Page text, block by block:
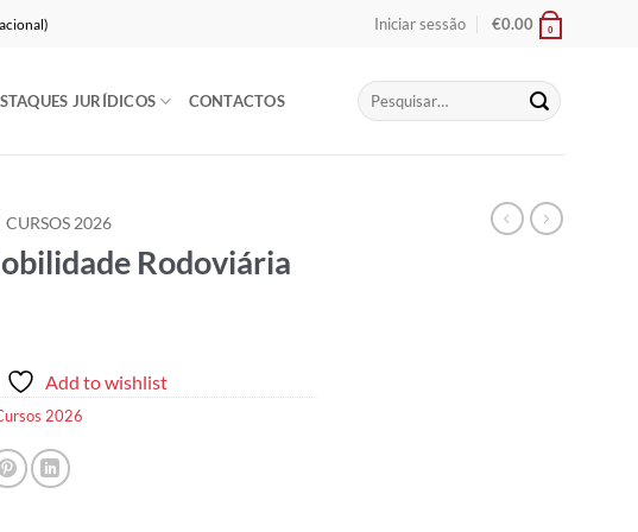
Iniciar sessão €0.00 0
JURÍDICOS CONTACTOS
Pesquisar
por:
CURSOS 2026
Rodoviária
Add to wishlist
2026